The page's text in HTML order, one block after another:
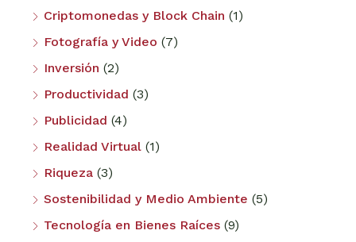
Criptomonedas y Block Chain (1)
Fotografía y Video (7)
Inversión (2)
Productividad (3)
Publicidad (4)
Realidad Virtual (1)
Riqueza (3)
Sostenibilidad y Medio Ambiente (5)
Tecnología en Bienes Raíces (9)